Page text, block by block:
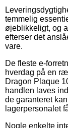
temmelig
øjeblikkeligt, og
efterser det
vare.
De fleste e-
hverdag på en
Dragon Plaque
handlen laves
de garanteret
lagerpersonalet
Nogle enkelte